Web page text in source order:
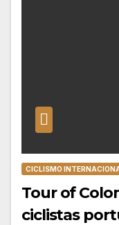
CICLISMO
Tour of
ciclistas